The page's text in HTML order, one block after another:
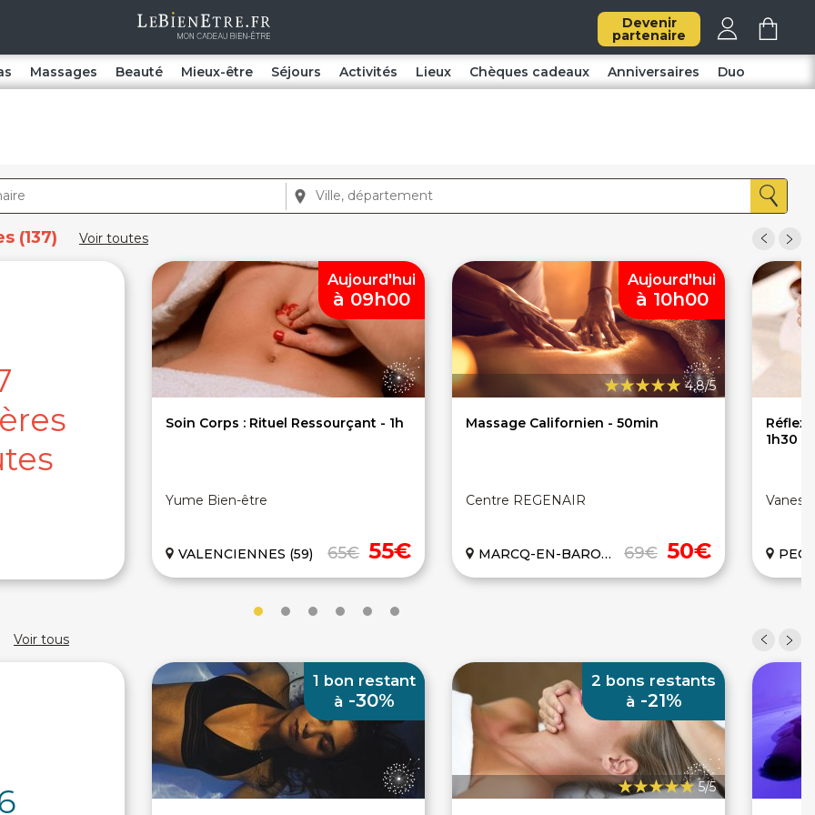
Devenir
partenaire
Massages Beauté Mieux-être Séjours Activités Lieux Chèques cadeaux Anniversaires Duo
(137) Voir toutes
Soin Corps : Rituel Ressourçant - 1h
Yume Bien-être
65€ 55€
VALENCIENNES (59)
Aujourd'hui
à 09h00
4,8/5
Massage Californien - 50min
Centre REGENAIR
69€ 50€
MARCQ-EN-BAROEUL (59)
Aujourd'hui
à 10h00
1h30
Voir tous
1 bon restant
à -30%
5/5
2 bons restants
à -21%